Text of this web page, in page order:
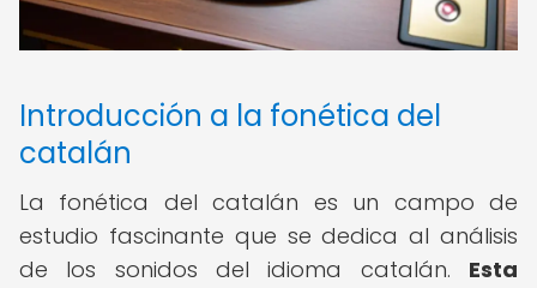
Introducción a la fonética del
catalán
La fonética del catalán es un campo de
estudio fascinante que se dedica al análisis
de los sonidos del idioma catalán. Esta